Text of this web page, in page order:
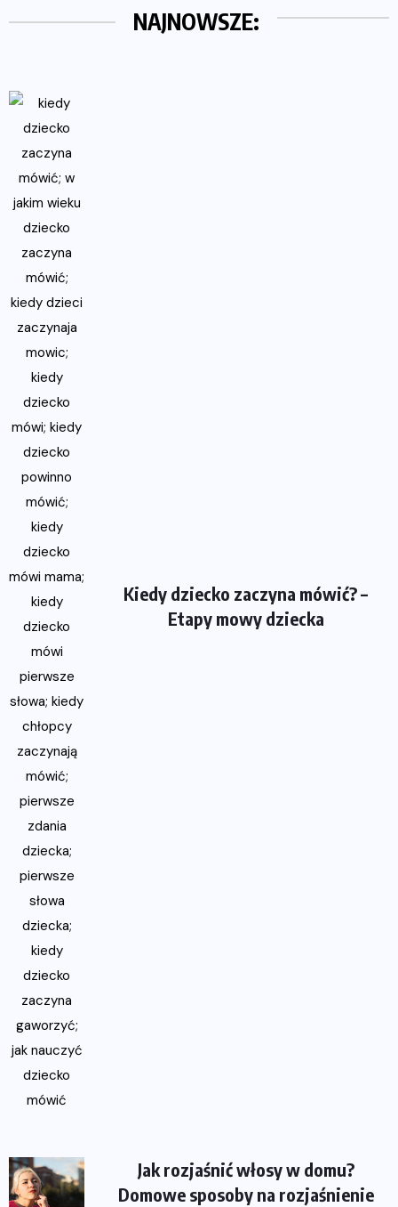
NAJNOWSZE:
Kiedy dziecko zaczyna mówić? –
Etapy mowy dziecka
Jak rozjaśnić włosy w domu?
Domowe sposoby na rozjaśnienie